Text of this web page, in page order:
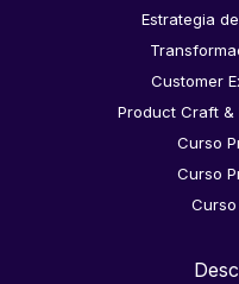
Estrategia
Customer
Product Craft &
Curso
Curso